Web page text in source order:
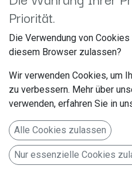
Alpine ILX-F115D
ALPS Alpine Europe GmbH
Ohmstr. 4
85716 Unterschleißheim
Autoradio mit 11-Zoll
Touchscreen, DAB+, 1-DIN-
Einbaugehäuse, Apple CarPlay
Wireless und Android Auto
Unterstützung
1.099,00€
Priorität.
Die Verwendung von
diesem Browser zulassen?
Wir verwenden Cookies, um
zu verbessern. Mehr über
verwenden, erfahren Sie in
Alle Cookies zulassen
Nur essenzielle Cookies